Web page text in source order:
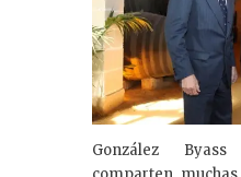
González